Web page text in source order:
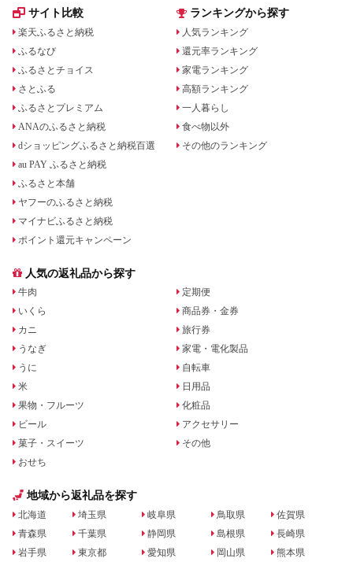
サイト比較
楽天ふるさと納税
ふるなび
ふるさとチョイス
さとふる
ふるさとプレミアム
ANAのふるさと納税
dショッピングふるさと納税百選
au PAY ふるさと納税
ふるさと本舗
ヤフーのふるさと納税
マイナビふるさと納税
ポイント還元キャンペーン
ランキングから探す
人気ランキング
還元率ランキング
家電ランキング
高額ランキング
一人暮らし
食べ物以外
その他のランキング
人気の返礼品から探す
牛肉
いくら
カニ
うなぎ
うに
米
果物・フルーツ
ビール
菓子・スイーツ
おせち
定期便
商品券・金券
旅行券
家電・電化製品
自転車
日用品
化粧品
アクセサリー
その他
地域から返礼品を探す
北海道
青森県
岩手県
埼玉県
千葉県
東京都
岐阜県
静岡県
愛知県
鳥取県
島根県
岡山県
佐賀県
長崎県
熊本県